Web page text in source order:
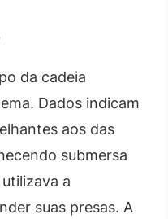
da cadeia
Dados indicam
aos das
submersa
a
suas presas. A